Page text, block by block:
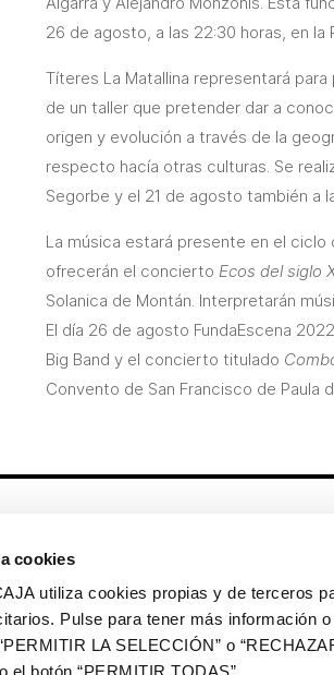
cookies
utiliza cookies propias y de terceros
Pulse para tener más información
LA SELECCIÓN” o
26 de agosto, a las 22:30 horas, en la
Títeres La Matallina representará para
de un taller que pretender dar a
origen y evolución a través de la
respecto hacía otras culturas. Se
Segorbe y el 21 de agosto también a
La música estará presente en el ciclo
ofrecerán el concierto Ecos del siglo
Solanica de Montán. Interpretarán
El día 26 de agosto FundaEscena
Big Band y el concierto titulado
Convento de San Francisco de Paula
Colección de arte
Solicitud
colección
Publicaciones